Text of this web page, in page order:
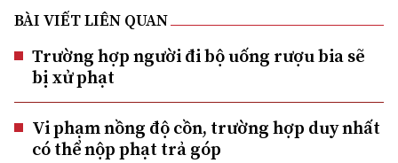
BÀI VIẾT LIÊN QUAN
Trường hợp người đi bộ uống rượu bia sẽ
bị xử phạt
Vi phạm nồng độ cồn, trường hợp duy nhất
có thể nộp phạt trả góp